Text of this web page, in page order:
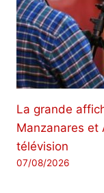
La grande
Manzanares et
télévision
07/08/2026